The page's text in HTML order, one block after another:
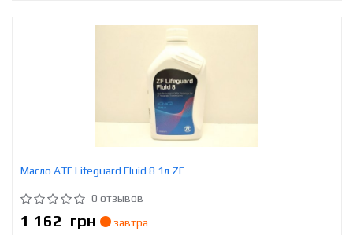
Масло ATF Lifeguard Fluid 8 1л ZF
0 отзывов
1 162 грн
завтра